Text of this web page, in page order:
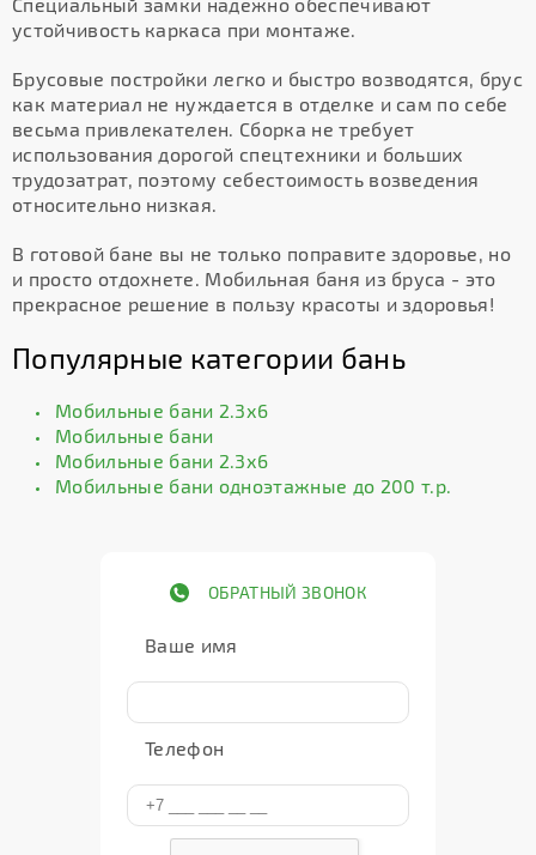
Специальный замки надежно обеспечивают
устойчивость каркаса при монтаже.
Брусовые постройки легко и быстро возводятся, брус
как материал не нуждается в отделке и сам по себе
весьма привлекателен. Сборка не требует
использования дорогой спецтехники и больших
трудозатрат, поэтому себестоимость возведения
относительно низкая.
В готовой бане вы не только поправите здоровье, но
и просто отдохнете. Мобильная баня из бруса - это
прекрасное решение в пользу красоты и здоровья!
Популярные категории бань
Мобильные бани 2.3х6
Мобильные бани
Мобильные бани 2.3х6
Мобильные бани одноэтажные до 200 т.р.
ОБРАТНЫЙ ЗВОНОК
Ваше имя
Телефон